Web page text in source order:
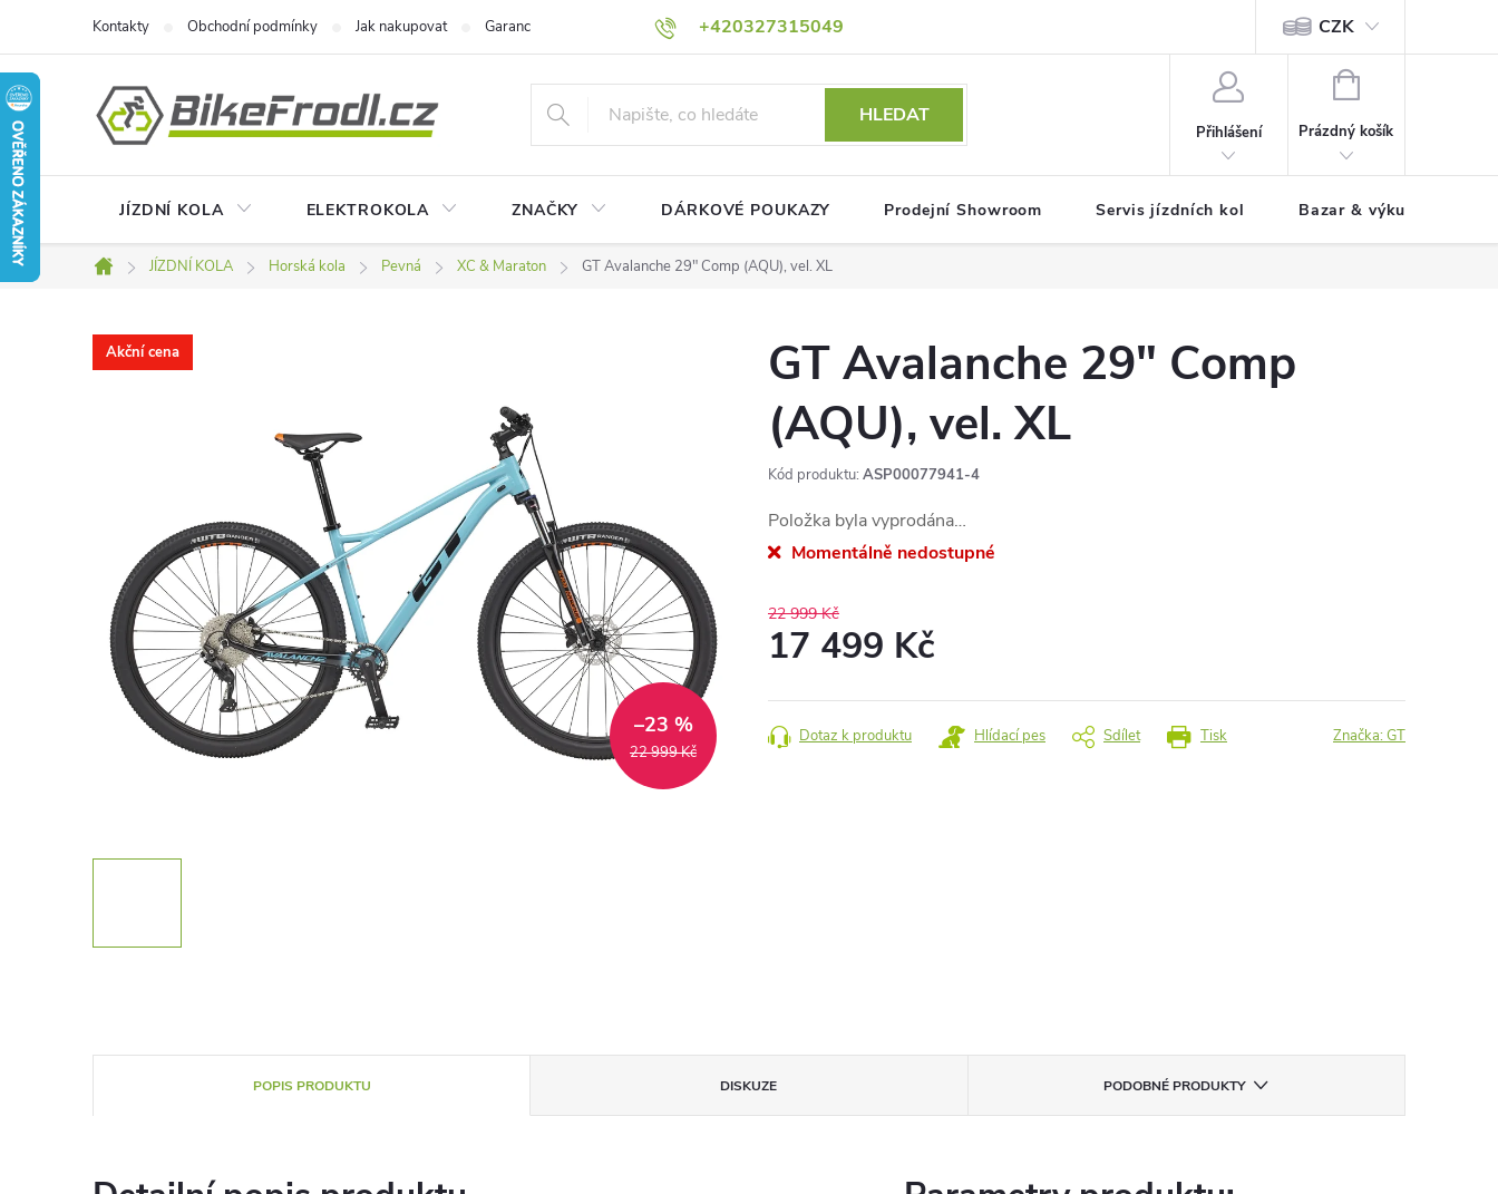
obsah
+420327315049
Kontakty Obchodní podmínky Jak nakupovat Garance nejnižší ceny! Podmínky ochrany osobních údajů CZK
HLEDAT
Přihlášení
NÁKUPNÍ
Prázdný košík
JÍZDNÍ KOLA ELEKTROKOLA ZNAČKY DÁRKOVÉ POUKAZY Prodejní Showroom Servis jízdních kol Bazar & výkup jízdních
Domů
JÍZDNÍ KOLA Horská kola Pevná XC & Maraton GT Avalanche 29" Comp (AQU), vel. XL
Akční cena
22 999 Kč
–23 %
GT Avalanche 29" Comp
(AQU), vel. XL
Kód produktu: ASP00077941-4
Položka byla vyprodána…
Momentálně nedostupné
22 999 Kč
17 499 Kč
cena:
Tisk
Dotaz k produktu Hlídací pes Sdílet Značka:GT
POPIS PRODUKTU DISKUZE PODOBNÉ PRODUKTY